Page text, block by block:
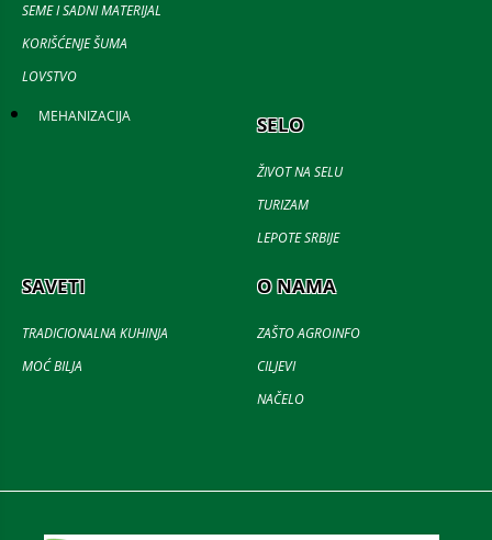
SEME I SADNI MATERIJAL
KORIŠĆENJE ŠUMA
LOVSTVO
MEHANIZACIJA SELO
ŽIVOT NA SELU
TURIZAM
LEPOTE SRBIJE
SAVETI
TRADICIONALNA KUHINJA
MOĆ BILJA
O NAMA
ZAŠTO AGROINFO
CILJEVI
NAČELO